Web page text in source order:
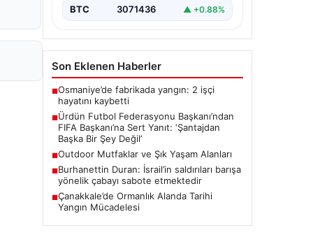
son gelişmeleri ve alınan kararlar…
BTC 3071436 ▲ +0.88%
Son Eklenen Haberler
■Osmaniye’de fabrikada yangın: 2 işçi
hayatını kaybetti
■Ürdün Futbol Federasyonu Başkanı’ndan
FIFA Başkanı’na Sert Yanıt: ‘Şantajdan
Başka Bir Şey Değil’
■Outdoor Mutfaklar ve Şık Yaşam Alanları
■Burhanettin Duran: İsrail’in saldırıları barışa
yönelik çabayı sabote etmektedir
■Çanakkale’de Ormanlık Alanda Tarihi
Yangın Mücadelesi